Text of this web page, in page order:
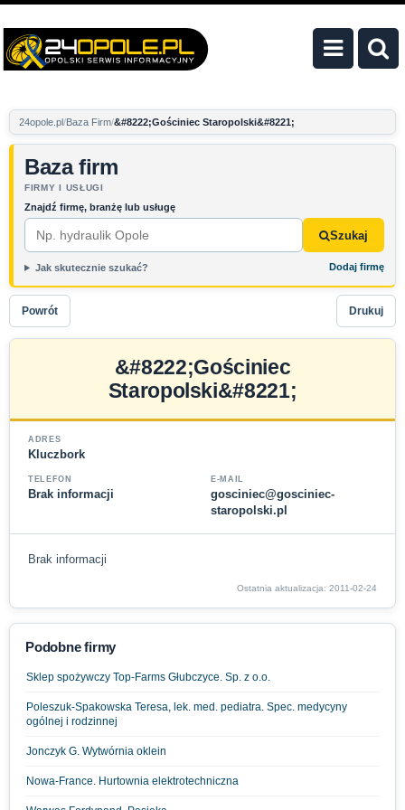
24opole.pl Baza Firm &#8222;Gościniec Staropolski&#8221;
Baza firm
FIRMY I USŁUGI
Znajdź firmę, branżę lub usługę
Szukaj
Jak skutecznie szukać? Dodaj firmę
Powrót Drukuj
&#8222;Gościniec
Staropolski&#8221;
ADRES
Kluczbork
TELEFON
Brak informacji
E-MAIL
gosciniec@gosciniec-
staropolski.pl
Brak informacji
Ostatnia aktualizacja: 2011-02-24
Podobne firmy
Sklep spożywczy Top-Farms Głubczyce. Sp. z o.o.
Poleszuk-Spakowska Teresa, lek. med. pediatra. Spec. medycyny
ogólnej i rodzinnej
Jonczyk G. Wytwórnia oklein
Nowa-France. Hurtownia elektrotechniczna